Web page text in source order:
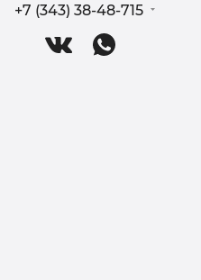
+7 (343) 38-48-715